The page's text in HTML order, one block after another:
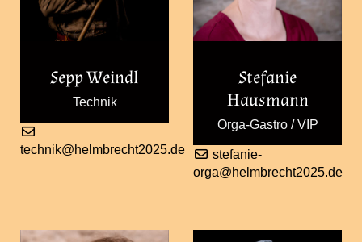
Sepp Weindl
Technik
technik@helmbrecht2025.de
Stefanie
Hausmann
Orga-Gastro / VIP
stefanie-
orga@helmbrecht2025.de